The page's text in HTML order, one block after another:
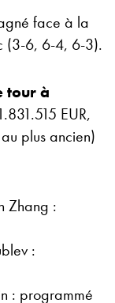
face à la
(3-6, 6-4, 6-3).
tour à
EUR,
plus ancien)
Zhang :
:
: programmé